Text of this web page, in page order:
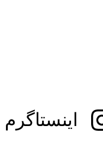
اینستاگرم